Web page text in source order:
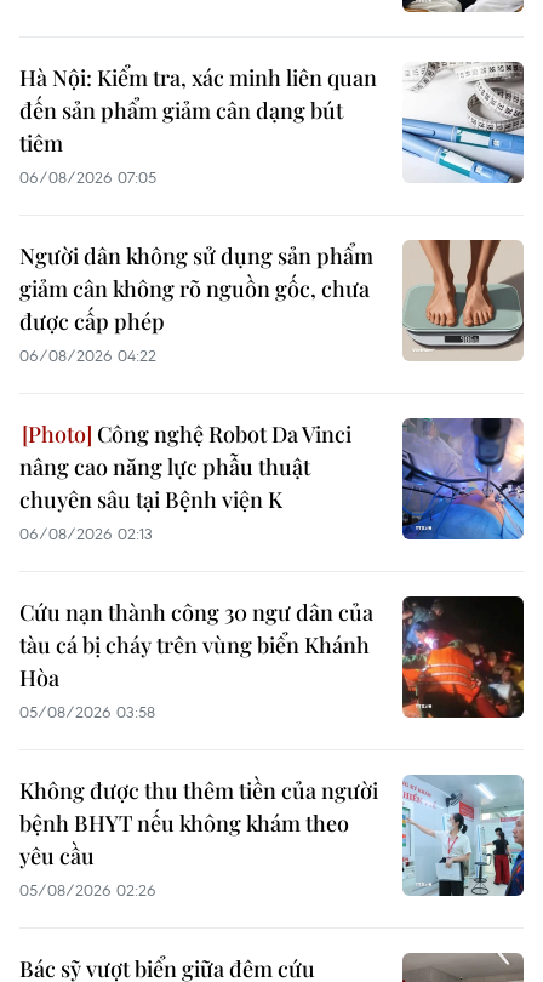
Hà Nội: Kiểm tra, xác minh liên quan
đến sản phẩm giảm cân dạng bút
tiêm
06/08/2026 07:05
Người dân không sử dụng sản phẩm
giảm cân không rõ nguồn gốc, chưa
được cấp phép
06/08/2026 04:22
Công nghệ Robot Da Vinci
nâng cao năng lực phẫu thuật
chuyên sâu tại Bệnh viện K
06/08/2026 02:13
Cứu nạn thành công 30 ngư dân của
tàu cá bị cháy trên vùng biển Khánh
Hòa
05/08/2026 03:58
Không được thu thêm tiền của người
bệnh BHYT nếu không khám theo
yêu cầu
05/08/2026 02:26
Bác sỹ vượt biển giữa đêm cứu